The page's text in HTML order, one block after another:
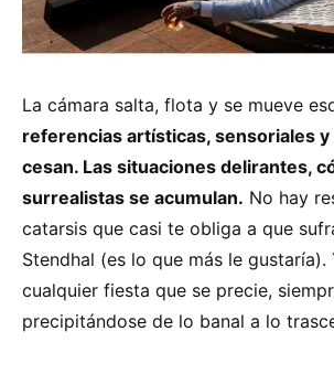
La cámara salta, flota y se mueve
referencias artísticas, sensoriales
cesan. Las situaciones delirantes,
surrealistas se acumulan. No hay
catarsis que casi te obliga a que
Stendhal (es lo que más le gustaría).
cualquier fiesta que se precie,
precipitándose de lo banal a lo